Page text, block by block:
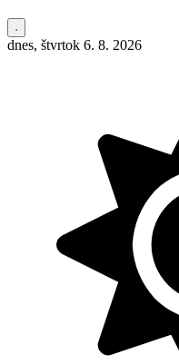
dnes, štvrtok 6. 8. 2026